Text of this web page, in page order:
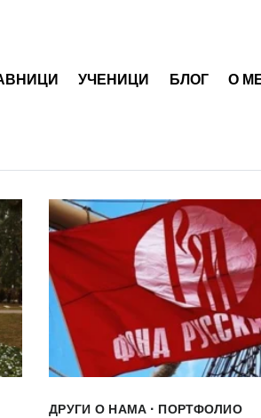
УЧЕНИЦИ БЛОГ О
ДРУГИ О НАМА · ПОРТФОЛИО